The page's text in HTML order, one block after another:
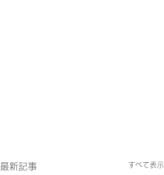
最新記事 すべて表示